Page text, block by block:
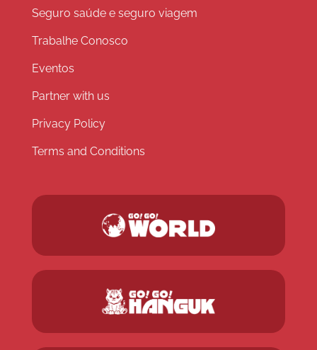
Seguro saúde e seguro viagem
Trabalhe Conosco
Eventos
Partner with us
Privacy Policy
Terms and Conditions